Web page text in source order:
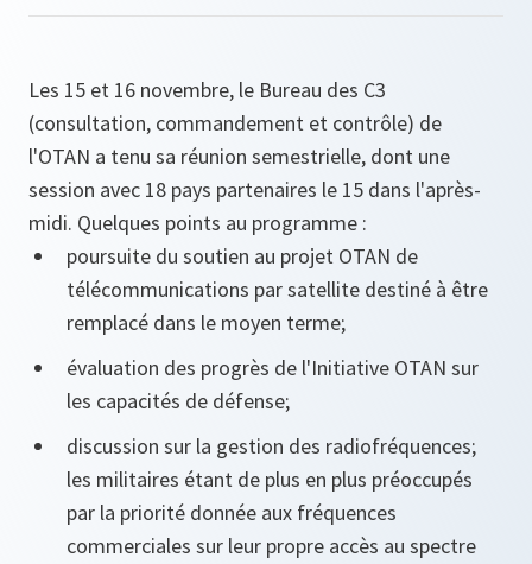
Les 15 et 16 novembre, le Bureau des C3
(consultation, commandement et contrôle) de
l'OTAN a tenu sa réunion semestrielle, dont une
session avec 18 pays partenaires le 15 dans l'après-
midi. Quelques points au programme :
poursuite du soutien au projet OTAN de
télécommunications par satellite destiné à être
remplacé dans le moyen terme;
évaluation des progrès de l'Initiative OTAN sur
les capacités de défense;
discussion sur la gestion des radiofréquences;
les militaires étant de plus en plus préoccupés
par la priorité donnée aux fréquences
commerciales sur leur propre accès au spectre